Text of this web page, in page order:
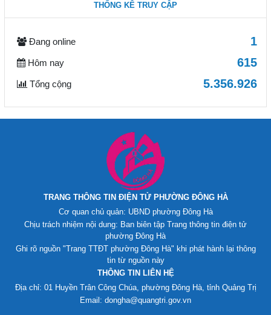
THỐNG KÊ TRUY CẬP
Đang online 1
Hôm nay 615
Tổng cộng 5.356.926
TRANG THÔNG TIN ĐIỆN TỬ PHƯỜNG ĐÔNG HÀ
Cơ quan chủ quản: UBND phường Đông Hà
Chịu trách nhiệm nội dung: Ban biên tập Trang thông tin điện tử
phường Đông Hà
Ghi rõ nguồn "Trang TTĐT phường Đông Hà" khi phát hành lại thông
tin từ nguồn này
THÔNG TIN LIÊN HỆ
Địa chỉ: 01 Huyền Trân Công Chúa, phường Đông Hà, tỉnh Quảng Trị
Email: dongha@quangtri.gov.vn